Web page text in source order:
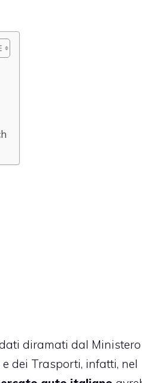
diramati dal Ministero
dei Trasporti, infatti, nel